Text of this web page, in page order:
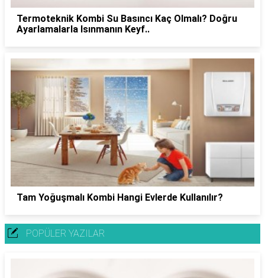
Termoteknik Kombi Su Basıncı Kaç Olmalı? Doğru
Ayarlamalarla Isınmanın Keyf..
Tam Yoğuşmalı Kombi Hangi Evlerde Kullanılır?
POPÜLER YAZILAR